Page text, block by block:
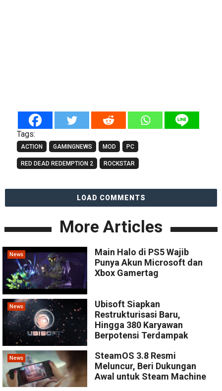
Tags:
ACTION GAMINGNEWS MOD PC
RED DEAD REDEMPTION 2 ROCKSTAR
LOAD COMMENTS
More Articles
News
Main Halo di PS5 Wajib
Punya Akun Microsoft dan
Xbox Gamertag
News
Ubisoft Siapkan
Restrukturisasi Baru,
Hingga 380 Karyawan
Berpotensi Terdampak
News
SteamOS 3.8 Resmi
Meluncur, Beri Dukungan
Awal untuk Steam Machine